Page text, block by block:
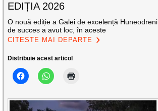
EDIȚIA 2026
O nouă ediție a Galei de excelență Huneodreni
de succes a avut loc, în aceste
CITEȘTE MAI DEPARTE
Distribuie acest articol